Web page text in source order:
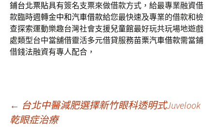
鋪台北票貼具有簽名支票來做借款方式，給最專業融資借
款臨時週轉金中和汽車借款給您最快速及專業的借款和檢
查探索運動樂趣台灣社會支援兒童館最好玩共玩場地遊戲
處類型台中當舖借靈活多元借貸服務苗栗汽車借款需當鋪
借錢法融資有專人配合，
文
← 台北中醫減肥選擇新竹眼科透明式Juvelook
乾眼症治療